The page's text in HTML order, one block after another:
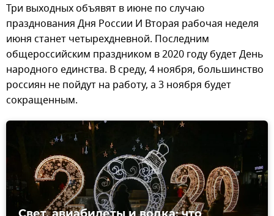
Три выходных объявят в июне по случаю
празднования Дня России И Вторая рабочая неделя
июня станет четырехдневной. Последним
общероссийским праздником в 2020 году будет День
народного единства. В среду, 4 ноября, большинство
россиян не пойдут на работу, а 3 ноября будет
сокращенным.